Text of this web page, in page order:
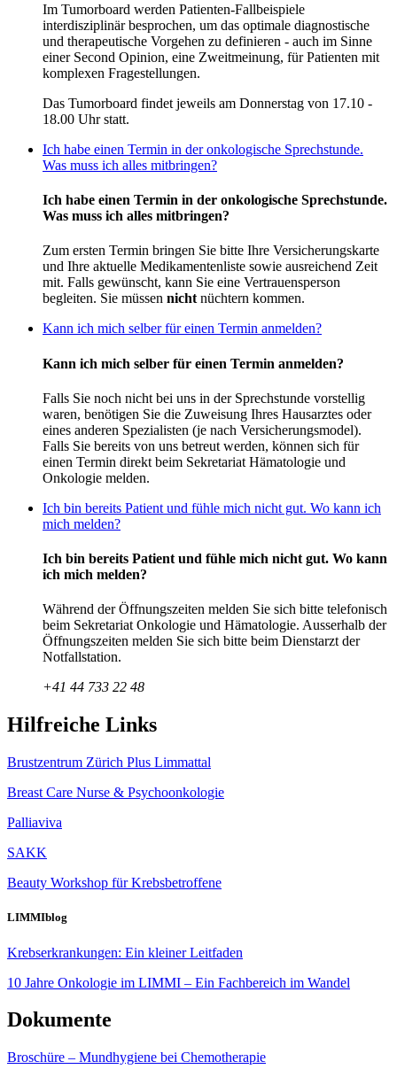
Im Tumorboard werden Patienten-Fallbeispiele
interdisziplinär besprochen, um das optimale diagnostische
und therapeutische Vorgehen zu definieren - auch im Sinne
einer Second Opinion, eine Zweitmeinung, für Patienten mit
komplexen Fragestellungen.
Das Tumorboard findet jeweils am Donnerstag von 17.10 -
18.00 Uhr statt.
Ich habe einen Termin in der onkologische Sprechstunde.
Was muss ich alles mitbringen?
Ich habe einen Termin in der onkologische Sprechstunde.
Was muss ich alles mitbringen?
Zum ersten Termin bringen Sie bitte Ihre Versicherungskarte
und Ihre aktuelle Medikamentenliste sowie ausreichend Zeit
mit. Falls gewünscht, kann Sie eine Vertrauensperson
begleiten. Sie müssen nicht nüchtern kommen.
Kann ich mich selber für einen Termin anmelden?
Kann ich mich selber für einen Termin anmelden?
Falls Sie noch nicht bei uns in der Sprechstunde vorstellig
waren, benötigen Sie die Zuweisung Ihres Hausarztes oder
eines anderen Spezialisten (je nach Versicherungsmodel).
Falls Sie bereits von uns betreut werden, können sich für
einen Termin direkt beim Sekretariat Hämatologie und
Onkologie melden.
Ich bin bereits Patient und fühle mich nicht gut. Wo kann ich
mich melden?
Ich bin bereits Patient und fühle mich nicht gut. Wo kann
ich mich melden?
Während der Öffnungszeiten melden Sie sich bitte telefonisch
beim Sekretariat Onkologie und Hämatologie. Ausserhalb der
Öffnungszeiten melden Sie sich bitte beim Dienstarzt der
Notfallstation.
+41 44 733 22 48
Hilfreiche Links
Brustzentrum Zürich Plus Limmattal
Breast Care Nurse & Psychoonkologie
Palliaviva
SAKK
Beauty Workshop für Krebsbetroffene
LIMMIblog
Krebserkrankungen: Ein kleiner Leitfaden
10 Jahre Onkologie im LIMMI – Ein Fachbereich im Wandel
Dokumente
Broschüre – Mundhygiene bei Chemotherapie